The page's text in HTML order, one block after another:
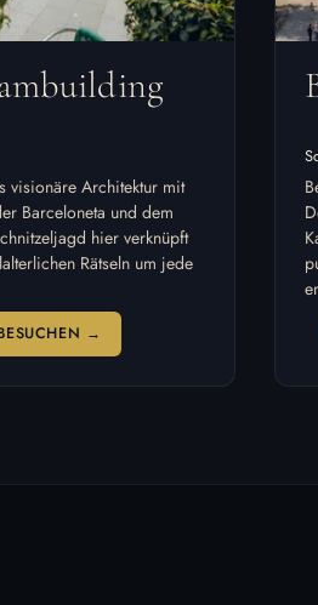
visionäre Architektur mit
Barceloneta und dem
hier verknüpft
Rätseln um jede
→